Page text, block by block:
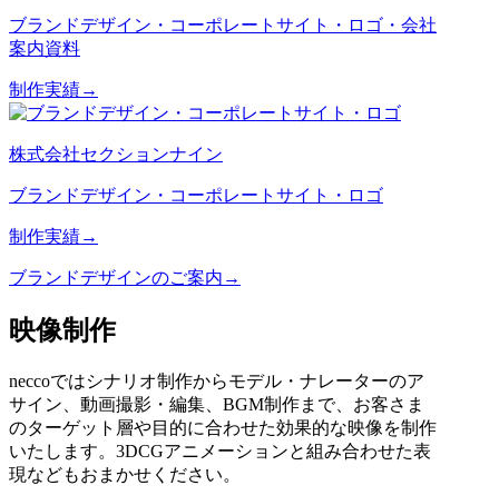
ブランドデザイン・コーポレートサイト・ロゴ・会社
案内資料
制作実績→
株式会社セクションナイン
ブランドデザイン・コーポレートサイト・ロゴ
制作実績→
ブランドデザインのご案内→
映像制作
neccoではシナリオ制作からモデル・ナレーターのア
サイン、動画撮影・編集、BGM制作まで、お客さま
のターゲット層や目的に合わせた効果的な映像を制作
いたします。3DCGアニメーションと組み合わせた表
現などもおまかせください。